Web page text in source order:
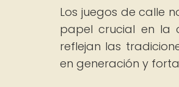
Los juegos de calle
papel crucial en la
reflejan las
en generación y